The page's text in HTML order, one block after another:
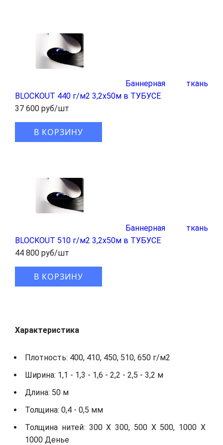
Баннерная ткань
BLOCKOUT 440 г/м2 3,2x50м в ТУБУСЕ
37 600 руб/шт
В КОРЗИНУ
Баннерная ткань
BLOCKOUT 510 г/м2 3,2x50м в ТУБУСЕ
44 800 руб/шт
В КОРЗИНУ
Характеристика
Плотность: 400, 410, 450, 510, 650 г/м2
Ширина: 1,1 - 1,3 - 1,6 - 2,2 - 2,5 - 3,2 м
Длина: 50 м
Толщина: 0,4 - 0,5 мм
Толщина нитей: 300 X 300, 500 X 500, 1000 X
1000 Денье